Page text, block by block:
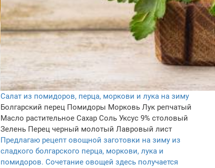
Салат из помидоров, перца, моркови и лука на зиму
Болгарский перец Помидоры Морковь Лук репчатый
Масло растительное Сахар Соль Уксус 9% столовый
Зелень Перец черный молотый Лавровый лист
Предлагаю рецепт овощной заготовки на зиму из
сладкого болгарского перца, моркови, лука и
помидоров. Сочетание овощей здесь получается